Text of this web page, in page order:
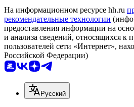
На информационном ресурсе hh.ru
рекомендательные технологии
предоставления информации на
и анализа сведений, относящихся к
пользователей сети «Интернет»,
Российской Федерации)
Русский